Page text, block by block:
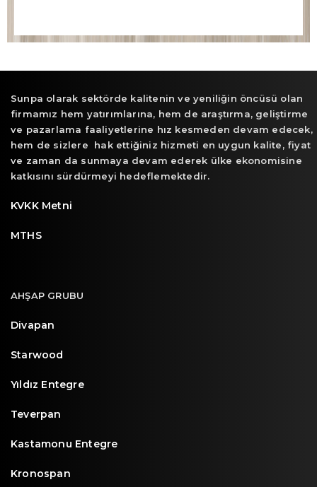
Sunpa olarak sektörde kalitenin ve yeniliğin öncüsü olan
firmamız hem yatırımlarına, hem de araştırma, geliştirme
ve pazarlama faaliyetlerine hız kesmeden devam edecek,
hem de sizlere hak ettiğiniz hizmeti en uygun kalite, fiyat
ve zaman da sunmaya devam ederek ülke ekonomisine
katkısını sürdürmeyi hedeflemektedir.
KVKK Metni
MTHS
AHŞAP GRUBU
Divapan
Starwood
Yıldız Entegre
Teverpan
Kastamonu Entegre
Kronospan